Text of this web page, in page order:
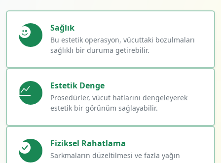
Sağlık
Bu estetik operasyon, vücuttaki bozulmaları
sağlıklı bir duruma getirebilir.
Estetik Denge
Prosedürler, vücut hatlarını dengeleyerek
estetik bir görünüm sağlayabilir.
Fiziksel Rahatlama
Sarkmaların düzeltilmesi ve fazla yağın